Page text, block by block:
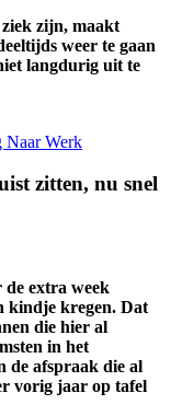
zijn, maakt
weer te gaan
langdurig uit te
Naar Werk
zitten, nu snel
extra week
kindje kregen. Dat
die hier al
in het
de afspraak die al
vorig jaar op tafel